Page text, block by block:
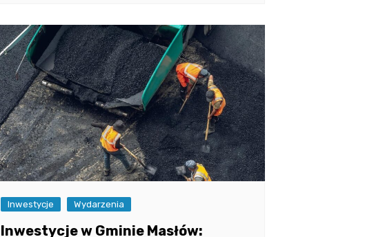
Inwestycje Wydarzenia
Inwestycje w Gminie Masłów: